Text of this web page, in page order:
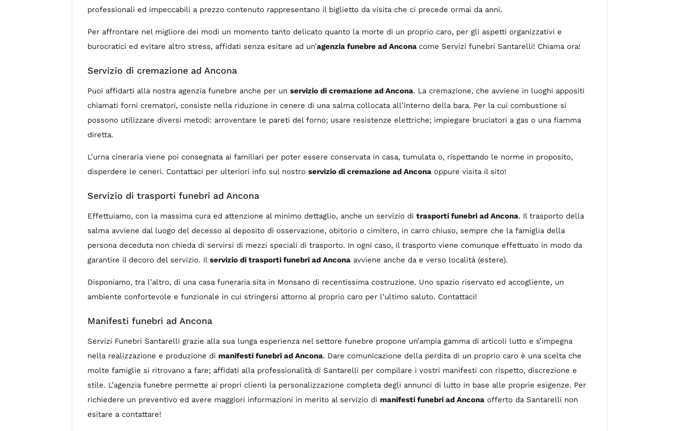
professionali ed impeccabili a prezzo contenuto rappresentano il biglietto da visita che ci precede ormai da anni.
Per affrontare nel migliore dei modi un momento tanto delicato quanto la morte di un proprio caro, per gli aspetti organizzativi e
burocratici ed evitare altro stress, affidati senza esitare ad un’agenzia funebre ad Ancona come Servizi funebri Santarelli! Chiama ora!
Servizio di cremazione ad Ancona
Puoi affidarti alla nostra agenzia funebre anche per un servizio di cremazione ad Ancona. La cremazione, che avviene in luoghi appositi
chiamati forni crematori, consiste nella riduzione in cenere di una salma collocata all’interno della bara. Per la cui combustione si
possono utilizzare diversi metodi: arroventare le pareti del forno; usare resistenze elettriche; impiegare bruciatori a gas o una fiamma
diretta.
L’urna cineraria viene poi consegnata ai familiari per poter essere conservata in casa, tumulata o, rispettando le norme in proposito,
disperdere le ceneri. Contattaci per ulteriori info sul nostro servizio di cremazione ad Ancona oppure visita il sito!
Servizio di trasporti funebri ad Ancona
Effettuiamo, con la massima cura ed attenzione al minimo dettaglio, anche un servizio di trasporti funebri ad Ancona. Il trasporto della
salma avviene dal luogo del decesso al deposito di osservazione, obitorio o cimitero, in carro chiuso, sempre che la famiglia della
persona deceduta non chieda di servirsi di mezzi speciali di trasporto. In ogni caso, il trasporto viene comunque effettuato in modo da
garantire il decoro del servizio. Il servizio di trasporti funebri ad Ancona avviene anche da e verso località (estere).
Disponiamo, tra l’altro, di una casa funeraria sita in Monsano di recentissima costruzione. Uno spazio riservato ed accogliente, un
ambiente confortevole e funzionale in cui stringersi attorno al proprio caro per l’ultimo saluto. Contattaci!
Manifesti funebri ad Ancona
Servizi Funebri Santarelli grazie alla sua lunga esperienza nel settore funebre propone un’ampia gamma di articoli lutto e s’impegna
nella realizzazione e produzione di manifesti funebri ad Ancona. Dare comunicazione della perdita di un proprio caro è una scelta che
molte famiglie si ritrovano a fare; affidati alla professionalità di Santarelli per compilare i vostri manifesti con rispetto, discrezione e
stile. L’agenzia funebre permette ai propri clienti la personalizzazione completa degli annunci di lutto in base alle proprie esigenze. Per
richiedere un preventivo ed avere maggiori informazioni in merito al servizio di manifesti funebri ad Ancona offerto da Santarelli non
esitare a contattare!